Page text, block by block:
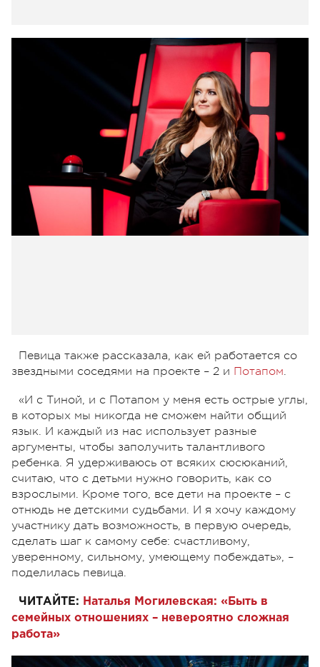
Певица также рассказала, как ей работается со
звездными соседями на проекте – 2 и Потапом.
«И с Тиной, и с Потапом у меня есть острые углы,
в которых мы никогда не сможем найти общий
язык. И каждый из нас использует разные
аргументы, чтобы заполучить талантливого
ребенка. Я удерживаюсь от всяких сюсюканий,
считаю, что с детьми нужно говорить, как со
взрослыми. Кроме того, все дети на проекте – с
отнюдь не детскими судьбами. И я хочу каждому
участнику дать возможность, в первую очередь,
сделать шаг к самому себе: счастливому,
уверенному, сильному, умеющему побеждать», –
поделилась певица.
ЧИТАЙТЕ: Наталья Могилевская: «Быть в
семейных отношениях – невероятно сложная
работа»